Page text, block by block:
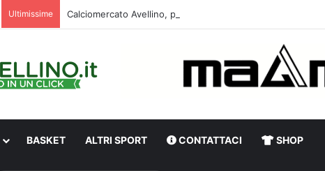
Ultimissime
BASKET ALTRI SPORT CONTATTACI SHOP